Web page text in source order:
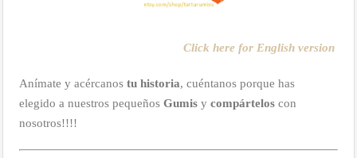
Click here for English version
Anímate y acércanos tu historia, cuéntanos porque has
elegido a nuestros pequeños Gumis y compártelos con
nosotros!!!!